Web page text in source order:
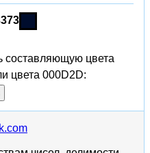
составляющую цвета
цвета 000D2D: